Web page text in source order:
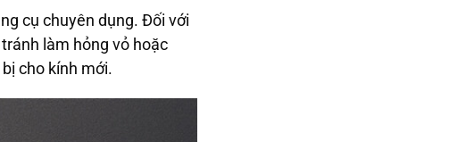
cụ chuyên dụng. Đối với
làm hỏng vỏ hoặc
cho kính mới.